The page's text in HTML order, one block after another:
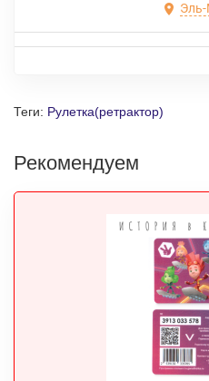
Теги: Рулетка(ретрактор)
Рекомендуем